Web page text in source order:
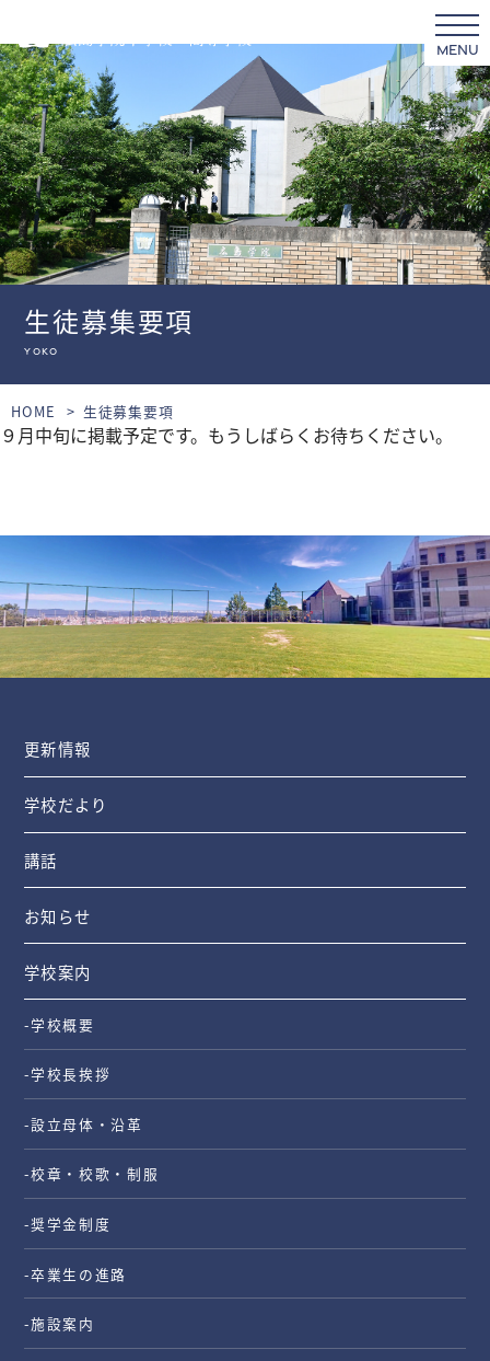
MENU
生徒募集要項
yoko
HOME 生徒募集要項
９月中旬に掲載予定です。もうしばらくお待ちください。
更新情報
学校だより
講話
お知らせ
学校案内
-学校概要
-学校長挨拶
-設立母体・沿革
-校章・校歌・制服
-奨学金制度
-卒業生の進路
-施設案内